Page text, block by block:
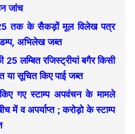
जांच
तक के सैकड़ों मूल विलेख पत्र
डम्प, अभिलेख जब्त
25 लम्बित रजिस्ट्रीयां बगैर किसी
या सूचित किए पाई जब्त
गए स्टाम्प अपवंचन के मामले
में व अपर्याप्त ; करोड़ो के स्टाम्प